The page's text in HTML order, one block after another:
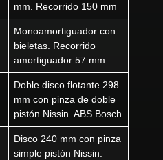
mm. Recorrido 150 mm
Monoamortiguador con
bieletas. Recorrido
amortiguador 57 mm
Doble disco flotante 298
mm con pinza de doble
pistón Nissin. ABS Bosch
Disco 240 mm con pinza
simple pistón Nissin.